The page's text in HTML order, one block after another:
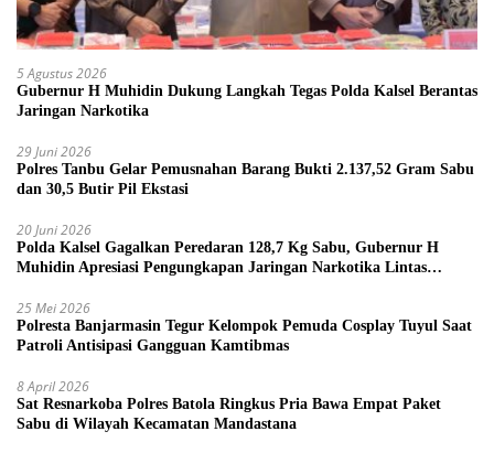
5 Agustus 2026
Gubernur H Muhidin Dukung Langkah Tegas Polda Kalsel Berantas
Jaringan Narkotika
29 Juni 2026
Polres Tanbu Gelar Pemusnahan Barang Bukti 2.137,52 Gram Sabu
dan 30,5 Butir Pil Ekstasi
20 Juni 2026
Polda Kalsel Gagalkan Peredaran 128,7 Kg Sabu, Gubernur H
Muhidin Apresiasi Pengungkapan Jaringan Narkotika Lintas
25 Mei 2026
Polresta Banjarmasin Tegur Kelompok Pemuda Cosplay Tuyul Saat
Patroli Antisipasi Gangguan Kamtibmas
8 April 2026
Sat Resnarkoba Polres Batola Ringkus Pria Bawa Empat Paket
Sabu di Wilayah Kecamatan Mandastana